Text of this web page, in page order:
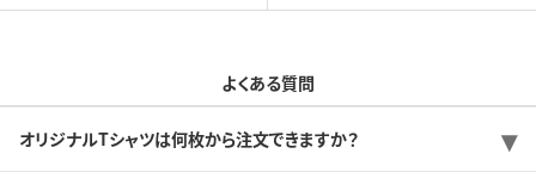
よくある質問
オリジナルTシャツは何枚から注文できますか？